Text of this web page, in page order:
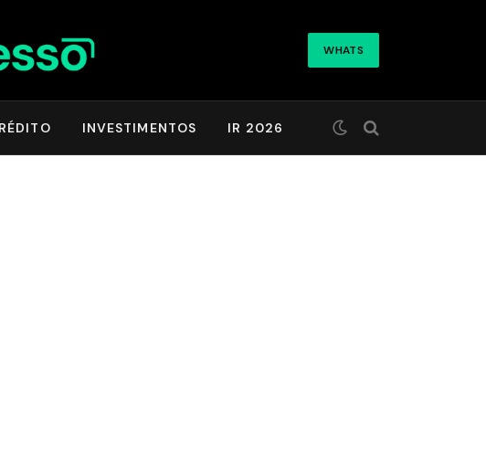
WHATS
INVESTIMENTOS IR 2026